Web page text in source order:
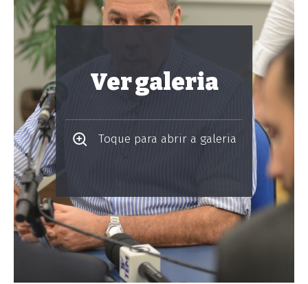
Ver galeria
Toque para abrir a galeria